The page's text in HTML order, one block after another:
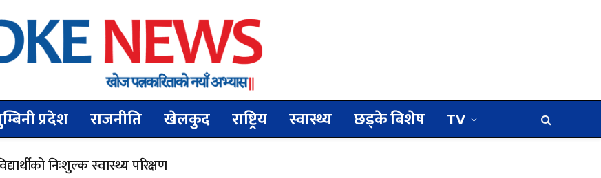
प्रदेश राजनीति खेलकुद राष्ट्रिय स्वास्थ्य छड्के बिशेष TV
निःशुल्क स्वास्थ्य परिक्षण